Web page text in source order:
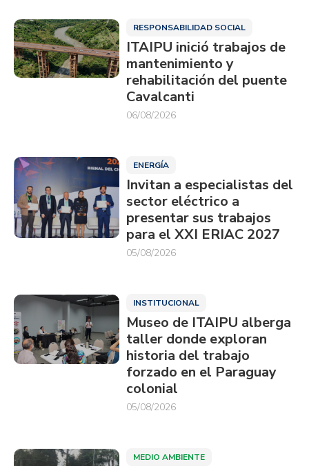
RESPONSABILIDAD SOCIAL
ITAIPU inició trabajos de
mantenimiento y
rehabilitación del puente
Cavalcanti
06/08/2026
ENERGÍA
Invitan a especialistas del
sector eléctrico a
presentar sus trabajos
para el XXI ERIAC 2027
05/08/2026
INSTITUCIONAL
Museo de ITAIPU alberga
taller donde exploran
historia del trabajo
forzado en el Paraguay
colonial
05/08/2026
MEDIO AMBIENTE